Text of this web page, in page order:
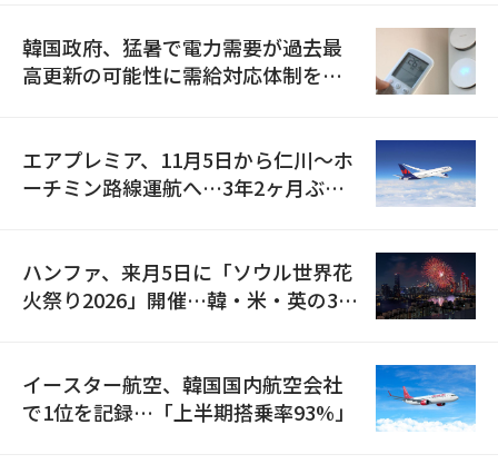
韓国政府、猛暑で電力需要が過去最
高更新の可能性に需給対応体制を点
エアプレミア、11月5日から仁川〜ホ
ーチミン路線運航へ…3年2ヶ月ぶり
ハンファ、来月5日に「ソウル世界花
火祭り2026」開催…韓・米・英の3カ
イースター航空、韓国国内航空会社
で1位を記録…「上半期搭乗率93%」